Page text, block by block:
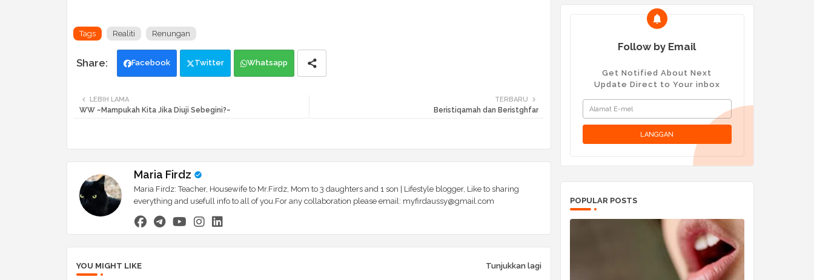
Tags Realiti Renungan
Facebook Twitter Whatsapp
TERBARU
Beristiqamah dan Beristghfar
LEBIH LAMA
WW ~Mampukah Kita Jika Diuji Sebegini?~
Maria Firdz
Maria Firdz: Teacher, Housewife to Mr.Firdz, Mom to 3 daughters and 1 son | Lifestyle blogger, Like to sharing
everything and usefull info to all of you.For any collaboration please email: myfirdaussy@gmail.com
YOU MIGHT LIKE Tunjukkan lagi
Follow by Email
Get Notified About Next
Update Direct to Your inbox
POPULAR POSTS